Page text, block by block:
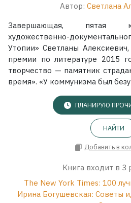
Автор: Светлана
Завершающая, пятая
художественно-
Утопии» Светланы
премии по литературе 2015
творчество — памятник
время». «У коммунизма был
ПЛАНИРУЮ
НАЙТИ
Добавить в
Книга входит в 3
The New York Times: 100
Ирина Богушевская: Советы